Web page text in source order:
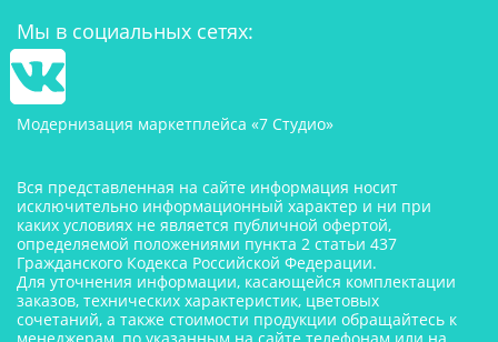
Мы в социальных сетях:
Модернизация маркетплейса «7 Студио»
Вся представленная на сайте информация носит
исключительно информационный характер и ни при
каких условиях не является публичной офертой,
определяемой положениями пункта 2 статьи 437
Гражданского Кодекса Российской Федерации.
Для уточнения информации, касающейся комплектации
заказов, технических характеристик, цветовых
сочетаний, а также стоимости продукции обращайтесь к